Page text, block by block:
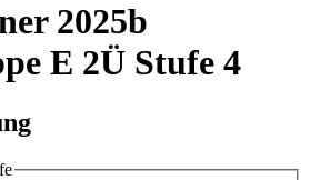
2025b
E 2Ü Stufe 4